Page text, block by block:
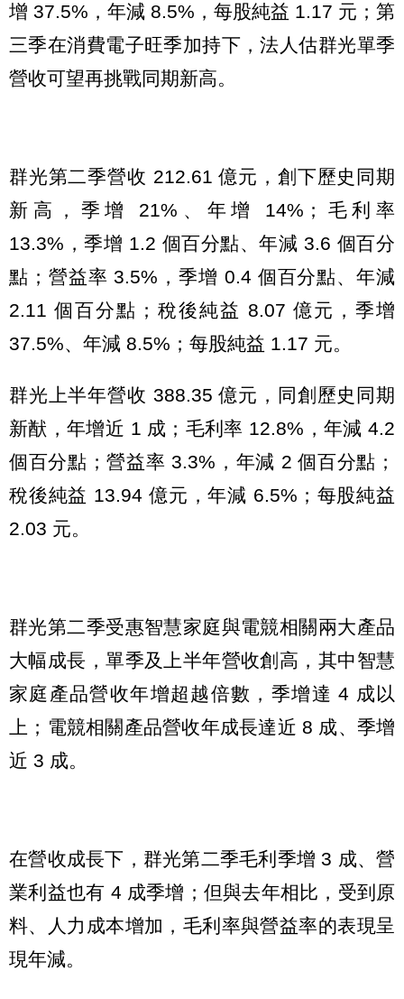
增 37.5%，年減 8.5%，每股純益 1.17 元；第
三季在消費電子旺季加持下，法人估群光單季
營收可望再挑戰同期新高。
群光第二季營收 212.61 億元，創下歷史同期
新高，季增 21%、年增 14%；毛利率
13.3%，季增 1.2 個百分點、年減 3.6 個百分
點；營益率 3.5%，季增 0.4 個百分點、年減
2.11 個百分點；稅後純益 8.07 億元，季增
37.5%、年減 8.5%；每股純益 1.17 元。
群光上半年營收 388.35 億元，同創歷史同期
新猷，年增近 1 成；毛利率 12.8%，年減 4.2
個百分點；營益率 3.3%，年減 2 個百分點；
稅後純益 13.94 億元，年減 6.5%；每股純益
2.03 元。
群光第二季受惠智慧家庭與電競相關兩大產品
大幅成長，單季及上半年營收創高，其中智慧
家庭產品營收年增超越倍數，季增達 4 成以
上；電競相關產品營收年成長達近 8 成、季增
近 3 成。
在營收成長下，群光第二季毛利季增 3 成、營
業利益也有 4 成季增；但與去年相比，受到原
料、人力成本增加，毛利率與營益率的表現呈
現年減。